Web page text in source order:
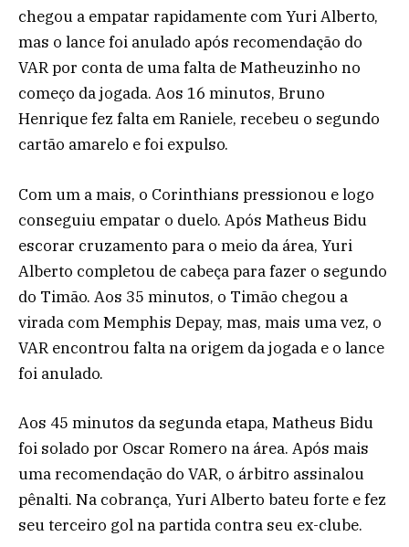
chegou a empatar rapidamente com Yuri Alberto,
mas o lance foi anulado após recomendação do
VAR por conta de uma falta de Matheuzinho no
começo da jogada. Aos 16 minutos, Bruno
Henrique fez falta em Raniele, recebeu o segundo
cartão amarelo e foi expulso.
Com um a mais, o Corinthians pressionou e logo
conseguiu empatar o duelo. Após Matheus Bidu
escorar cruzamento para o meio da área, Yuri
Alberto completou de cabeça para fazer o segundo
do Timão. Aos 35 minutos, o Timão chegou a
virada com Memphis Depay, mas, mais uma vez, o
VAR encontrou falta na origem da jogada e o lance
foi anulado.
Aos 45 minutos da segunda etapa, Matheus Bidu
foi solado por Oscar Romero na área. Após mais
uma recomendação do VAR, o árbitro assinalou
pênalti. Na cobrança, Yuri Alberto bateu forte e fez
seu terceiro gol na partida contra seu ex-clube.